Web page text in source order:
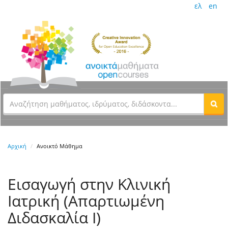
ελ en
Αρχική Ανοικτό Μάθημα
Εισαγωγή στην Κλινική
Ιατρική (Απαρτιωμένη
Διδασκαλία Ι)